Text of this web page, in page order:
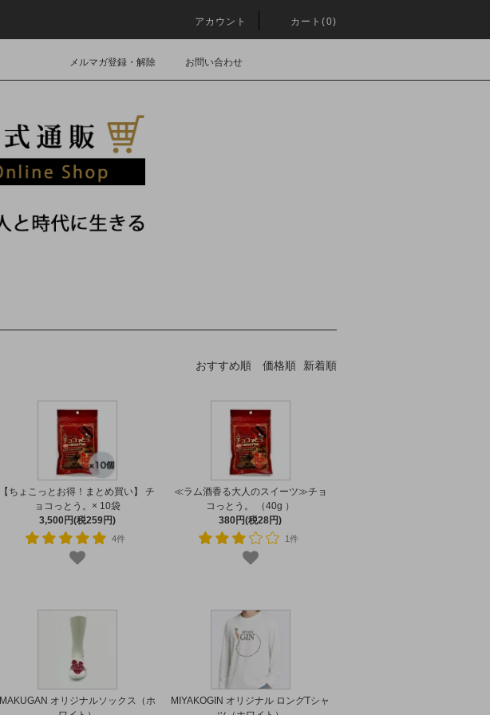
アカウント カート(0)
メルマガ登録・解除 お問い合わせ
おすすめ順 価格順 新着順
【ちょこっとお得！まとめ買い】 チ
ョコっとう。× 10袋
3,500円(税259円)
4件
≪ラム酒香る大人のスイーツ≫チョ
コっとう。 （40g ）
380円(税28円)
1件
MAKUGAN オリジナルソックス（ホ
MIYAKOGIN オリジナル ロングTシャ